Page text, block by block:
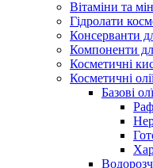
Вітаміни та
Гідролати
Консерванти
Компоненти
Косметичні
Косметичні
Базові олї